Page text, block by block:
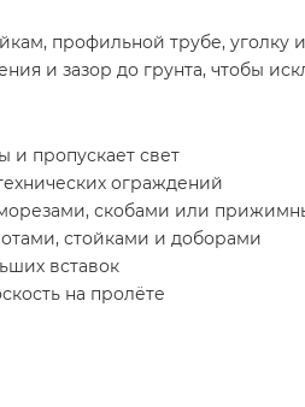
профильной трубе,
и зазор до грунта, чтобы
и пропускает свет
ограждений
скобами или
стойками и доборами
вставок
на пролёте